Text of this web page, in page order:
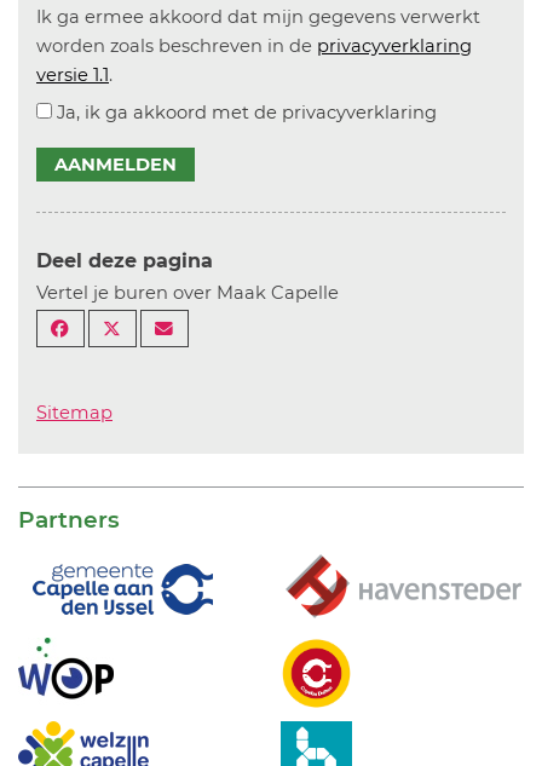
Ik ga ermee akkoord dat mijn gegevens verwerkt
worden zoals beschreven in de privacyverklaring
versie 1.1.
Ja, ik ga akkoord met de privacyverklaring
AANMELDEN
Deel deze pagina
Vertel je buren over Maak Capelle
Sitemap
Partners